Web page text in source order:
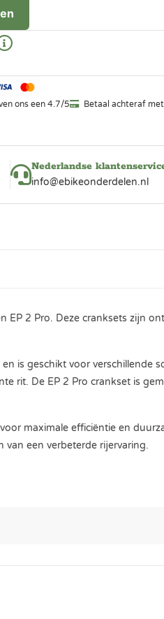
ons een 4.7/5 Betaal achteraf
Nederlandse
info@ebikeonderdelen.nl
EP 2 Pro. Deze cranksets zijn
is geschikt voor verschillende
rit. De EP 2 Pro crankset is
maximale efficiëntie en
een verbeterde rijervaring.